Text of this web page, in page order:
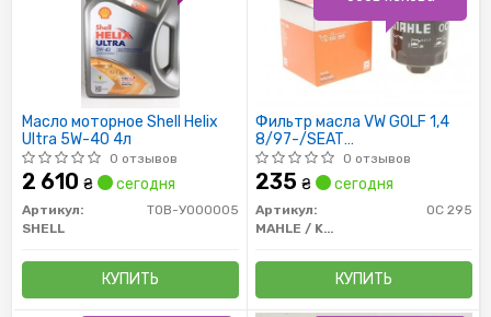
Масло моторное Shell Helix
Ultra 5W-40 4л
0 отзывов
2 610 ₴ сегодня
Артикул:
ТОВ-У000005
SHELL
КУПИТЬ
Фильтр масла VW GOLF 1,4
8/97-/SEAT
AROSA/CORDOBA/IBIZA
0 отзывов
235 ₴ сегодня
Артикул:
OC 295
MAHLE / KNECHT
КУПИТЬ